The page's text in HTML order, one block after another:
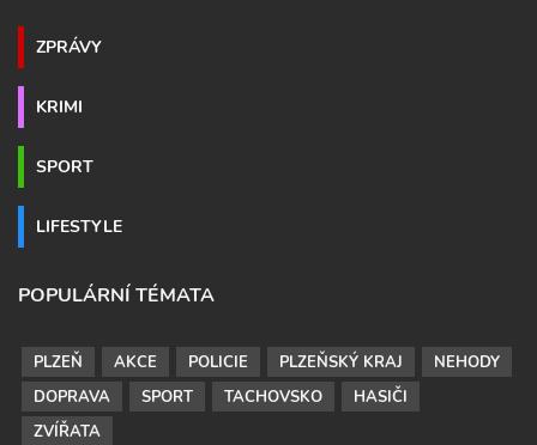
ZPRÁVY
KRIMI
SPORT
LIFESTYLE
POPULÁRNÍ TÉMATA
PLZEŇ AKCE POLICIE PLZEŇSKÝ KRAJ
NEHODY
DOPRAVA
SPORT TACHOVSKO
HASIČI
ZVÍŘATA